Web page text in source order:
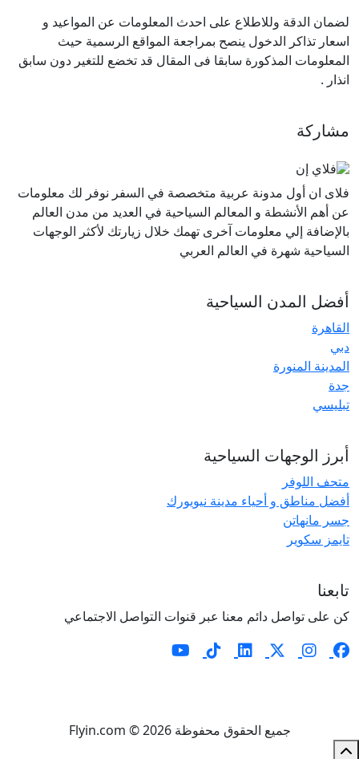
لضمان الدقة وللاطلاع على احدث المعلومات عن المواعيد و
اسعار تذاكر الدخول ينصح بمراجعة المواقع الرسمية حيث
المعلومات المذكورة سابقا فى المقال قد تخضع للتغير دون سابق
انذار .
مشاركة
فلاى ان أول مدونة عربية متخصصة في السفر نوفر لك معلومات
عن أهم الأنشطة و المعالم السياحية في العديد من مدن العالم
بالإضافة إلي معلومات آخرى تهمك خلال زيارتك لأكثر الوجهات
السياحية شهرة في العالم العربي
أفضل المدن السياحية
القاهرة
دبي
المدينة المنورة
جدة
تبليسي
أبرز الوجهات السياحية
متحف اللوفر
أفضل مناطق و أحياء مدينة نيويورك
جسر مانهاتن
تايمز سكوير
تابعنا
كن على تواصل دائم معنا عبر قنوات التواصل الاجتماعي
جميع الحقوق محفوظة Flyin.com © 2026